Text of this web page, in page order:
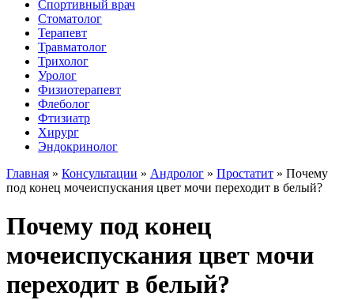
Спортивный врач
Стоматолог
Терапевт
Травматолог
Трихолог
Уролог
Физиотерапевт
Флеболог
Фтизиатр
Хирург
Эндокринолог
Главная » Консультации » Андролог » Простатит » Почему
под конец мочеиспускания цвет мочи переходит в белый?
Почему под конец
мочеиспускания цвет мочи
переходит в белый?